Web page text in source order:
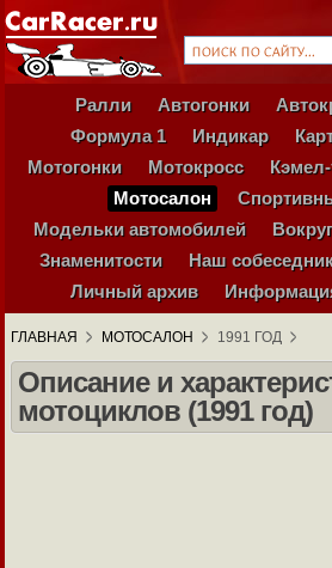
Ралли Автогонки
Формула 1
Индикар
Мотогонки
Мотокросс
Мотосалон
Модельки автомобилей
Знаменитости
Наш
Личный архив
ГЛАВНАЯ МОТОСАЛОН 1991 ГОД
Описание и
мотоциклов (1991 год)